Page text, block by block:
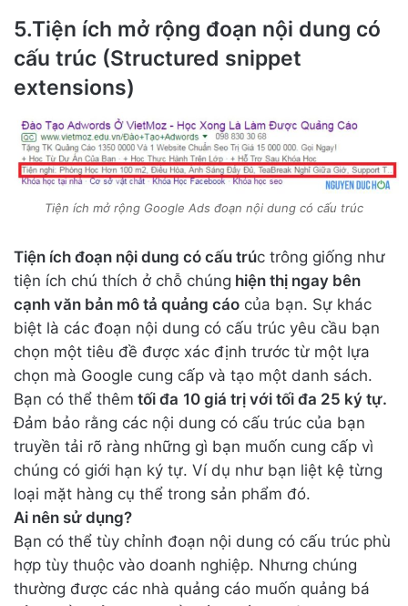
5.Tiện ích mở rộng đoạn nội dung có
cấu trúc (Structured snippet
extensions)
Tiện ích mở rộng Google Ads đoạn nội dung có cấu trúc
Tiện ích đoạn nội dung có cấu trúc trông giống như
tiện ích chú thích ở chỗ chúng hiện thị ngay bên
cạnh văn bản mô tả quảng cáo của bạn. Sự khác
biệt là các đoạn nội dung có cấu trúc yêu cầu bạn
chọn một tiêu đề được xác định trước từ một lựa
chọn mà Google cung cấp và tạo một danh sách.
Bạn có thể thêm tối đa 10 giá trị với tối đa 25 ký tự.
Đảm bảo rằng các nội dung có cấu trúc của bạn
truyền tải rõ ràng những gì bạn muốn cung cấp vì
chúng có giới hạn ký tự. Ví dụ như bạn liệt kệ từng
loại mặt hàng cụ thể trong sản phẩm đó.
Ai nên sử dụng?
Bạn có thể tùy chỉnh đoạn nội dung có cấu trúc phù
hợp tùy thuộc vào doanh nghiệp. Nhưng chúng
thường được các nhà quảng cáo muốn quảng bá